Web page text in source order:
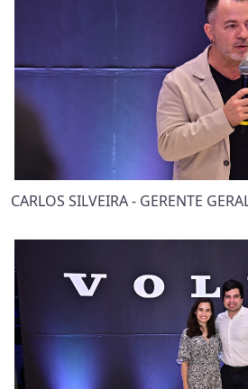
CARLOS SILVEIRA - GERENTE